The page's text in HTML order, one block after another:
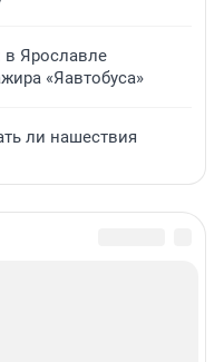
в Ярославле
«Яавтобуса»
ли нашествия